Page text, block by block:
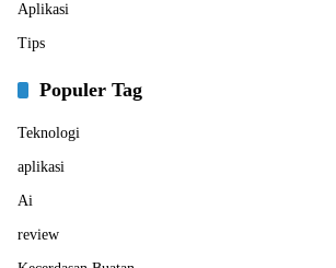
Aplikasi
Tips
Populer Tag
Teknologi
aplikasi
Ai
review